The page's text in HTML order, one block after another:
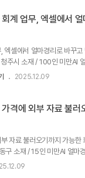
받았던 프로그램이 아이
계 업무, 엑셀에서
셀에서 얼마경리로 바꾸
주시 소재 / 100인 미만AI
를 엑셀로 관리하고 있었는
고객의 생생한 후기를지금
인재를 적재적소에 배치하
2025.12.09
격에 외부 자료 불러
자료 불러오기까지 가능한
구 소재 / 15인 미만AI 얼마
황 속에회사와 집 어디에서